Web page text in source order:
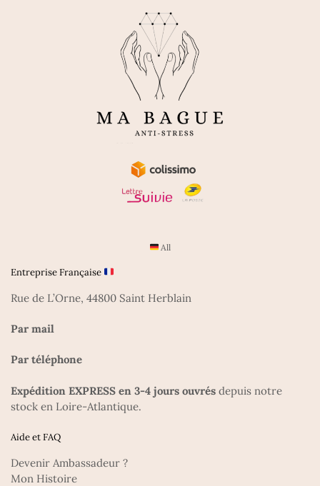
All
Entreprise Française
Rue de L’Orne, 44800 Saint Herblain
Par mail
Par téléphone
Expédition EXPRESS en 3-4 jours ouvrés depuis notre
stock en Loire-Atlantique.
Aide et FAQ
Devenir Ambassadeur ?
Mon Histoire